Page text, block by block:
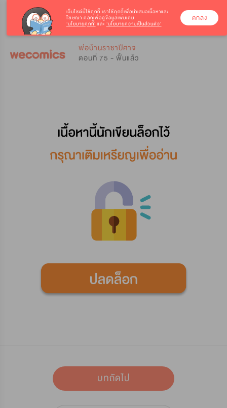
พ่อบ้านราชาปีศาจ
ตอนที่ 75 - ฟื้นแล้ว
บทถัดไป
เว็บไซต์นี้ใช้คุกกี้ เราใช้คุกกี้เพื่อนำเสนอเนื้อหาและ
โฆษณา คลิกเพื่อดูข้อมูลเพิ่มเติม
‘นโยบายคุกกี้’ และ ‘นโยบายความเป็นส่วนตัว’
ตกลง